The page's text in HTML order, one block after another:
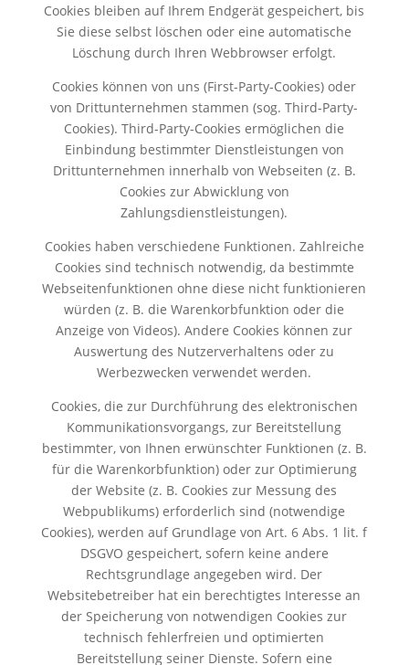
Cookies bleiben auf Ihrem Endgerät gespeichert, bis
Sie diese selbst löschen oder eine automatische
Löschung durch Ihren Webbrowser erfolgt.
Cookies können von uns (First-Party-Cookies) oder
von Drittunternehmen stammen (sog. Third-Party-
Cookies). Third-Party-Cookies ermöglichen die
Einbindung bestimmter Dienstleistungen von
Drittunternehmen innerhalb von Webseiten (z. B.
Cookies zur Abwicklung von
Zahlungsdienstleistungen).
Cookies haben verschiedene Funktionen. Zahlreiche
Cookies sind technisch notwendig, da bestimmte
Webseitenfunktionen ohne diese nicht funktionieren
würden (z. B. die Warenkorbfunktion oder die
Anzeige von Videos). Andere Cookies können zur
Auswertung des Nutzerverhaltens oder zu
Werbezwecken verwendet werden.
Cookies, die zur Durchführung des elektronischen
Kommunikationsvorgangs, zur Bereitstellung
bestimmter, von Ihnen erwünschter Funktionen (z. B.
für die Warenkorbfunktion) oder zur Optimierung
der Website (z. B. Cookies zur Messung des
Webpublikums) erforderlich sind (notwendige
Cookies), werden auf Grundlage von Art. 6 Abs. 1 lit. f
DSGVO gespeichert, sofern keine andere
Rechtsgrundlage angegeben wird. Der
Websitebetreiber hat ein berechtigtes Interesse an
der Speicherung von notwendigen Cookies zur
technisch fehlerfreien und optimierten
Bereitstellung seiner Dienste. Sofern eine